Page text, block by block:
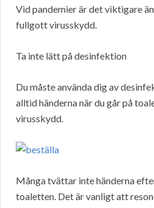
Vid pandemier är det viktigare
fullgott virusskydd.
Ta inte lätt på desinfektion
Du måste använda dig av
alltid händerna när du går på
virusskydd.
Många tvättar inte händerna
toaletten. Det är vanligt att